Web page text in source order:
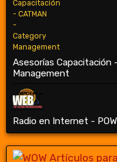
Asesorías Capacitación
Management
Radio en Internet -